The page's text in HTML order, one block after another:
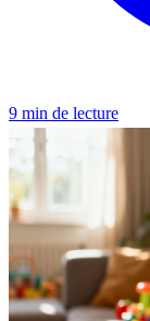
9 min de lecture